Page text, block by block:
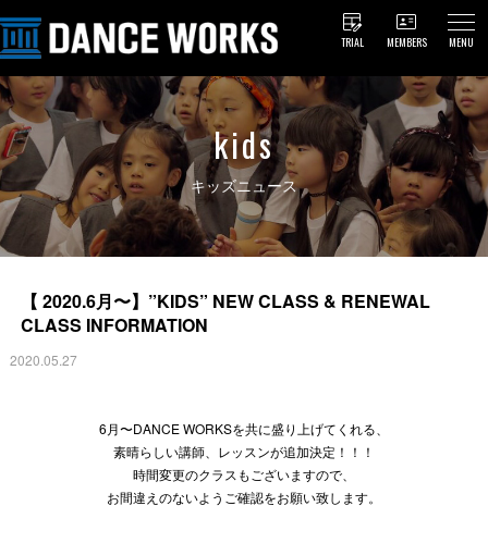
TRIAL MEMBERS MENU
kids
キッズニュース
【 2020.6月〜】”KIDS” NEW CLASS & RENEWAL
CLASS INFORMATION
2020.05.27
6月〜DANCE WORKSを共に盛り上げてくれる、
素晴らしい講師、レッスンが追加決定！！！
時間変更のクラスもございますので、
お間違えのないようご確認をお願い致します。